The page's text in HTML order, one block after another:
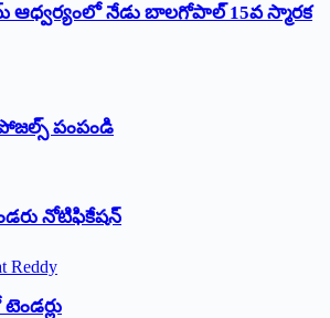
నేడు బాలగోపాల్‌ 15వ స్మారక
పంపండి
నోటిఫికేషన్‌